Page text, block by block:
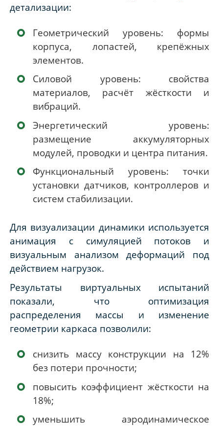
детализации:
Геометрический уровень: формы
корпуса, лопастей, крепёжных
элементов.
Силовой уровень: свойства
материалов, расчёт жёсткости и
вибраций.
Энергетический уровень:
размещение аккумуляторных
модулей, проводки и центра питания.
Функциональный уровень: точки
установки датчиков, контроллеров и
систем стабилизации.
Для визуализации динамики используется
анимация с симуляцией потоков и
визуальным анализом деформаций под
действием нагрузок.
Результаты виртуальных испытаний
показали, что оптимизация
распределения массы и изменение
геометрии каркаса позволили:
снизить массу конструкции на 12%
без потери прочности;
повысить коэффициент жёсткости на
18%;
уменьшить аэродинамическое